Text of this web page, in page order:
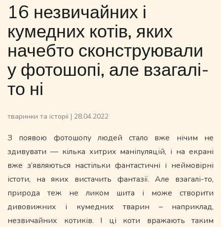
16 незвичайних і
кумедних котів, яких
начебто сконструювали
у фотошопі, але взагалі-
то ні
тваринки та історії | 28.04.2022
З появою фотошопу людей стало вже нічим не
здивувати — кілька хитрих маніпуляцій, і на екрані
вже з’являються настільки фантастичні і неймовірні
істоти, на яких вистачить фантазії. Але взагалі-то,
природа теж не ликом шита і може створити
дивовижних і кумедних тварин – наприклад,
незвичайних котиків. І ці коти вражають таким